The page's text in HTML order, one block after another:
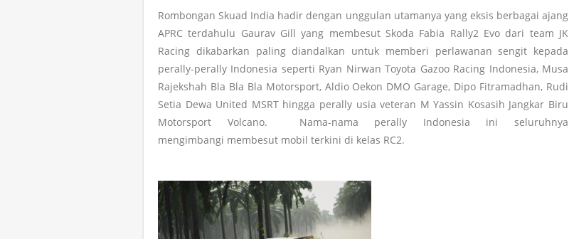
Rombongan Skuad India hadir dengan unggulan utamanya yang eksis berbagai ajang
APRC terdahulu Gaurav Gill yang membesut Skoda Fabia Rally2 Evo dari team JK
Racing dikabarkan paling diandalkan untuk memberi perlawanan sengit kepada
perally-perally Indonesia seperti Ryan Nirwan Toyota Gazoo Racing Indonesia, Musa
Rajekshah Bla Bla Bla Motorsport, Aldio Oekon DMO Garage, Dipo Fitramadhan, Rudi
Setia Dewa United MSRT hingga perally usia veteran M Yassin Kosasih Jangkar Biru
Motorsport Volcano. Nama-nama perally Indonesia ini seluruhnya
mengimbangi membesut mobil terkini di kelas RC2.